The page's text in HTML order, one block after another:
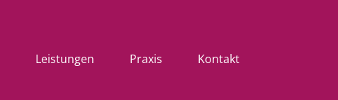
Leistungen Praxis Kontakt